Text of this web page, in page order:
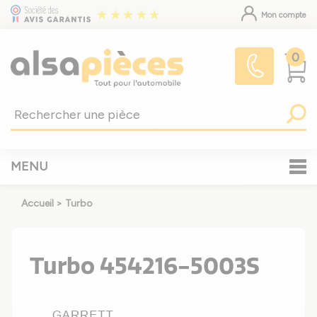
Mon compte
0
MENU
Accueil > Turbo
Turbo 454216-5003S